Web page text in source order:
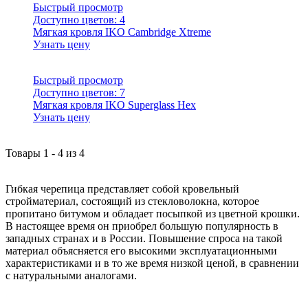
Быстрый просмотр
Доступно цветов: 4
Мягкая кровля IKO Cambridge Xtreme
Узнать цену
Быстрый просмотр
Доступно цветов: 7
Мягкая кровля IKO Superglass Hex
Узнать цену
Товары 1 - 4 из 4
Гибкая черепица представляет собой кровельный
стройматериал, состоящий из стекловолокна, которое
пропитано битумом и обладает посыпкой из цветной крошки.
В настоящее время он приобрел большую популярность в
западных странах и в России. Повышение спроса на такой
материал объясняется его высокими эксплуатационными
характеристиками и в то же время низкой ценой, в сравнении
с натуральными аналогами.